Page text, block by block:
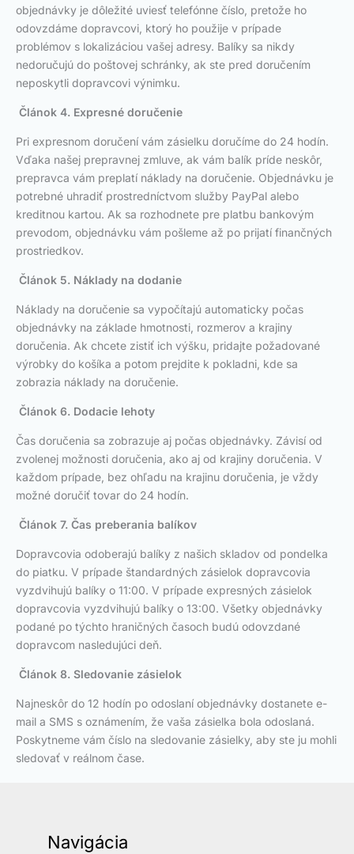
objednávky je dôležité uviesť telefónne číslo, pretože ho
odovzdáme dopravcovi, ktorý ho použije v prípade
problémov s lokalizáciou vašej adresy. Balíky sa nikdy
nedoručujú do poštovej schránky, ak ste pred doručením
neposkytli dopravcovi výnimku.
Článok 4. Expresné doručenie
Pri expresnom doručení vám zásielku doručíme do 24 hodín.
Vďaka našej prepravnej zmluve, ak vám balík príde neskôr,
prepravca vám preplatí náklady na doručenie. Objednávku je
potrebné uhradiť prostredníctvom služby PayPal alebo
kreditnou kartou. Ak sa rozhodnete pre platbu bankovým
prevodom, objednávku vám pošleme až po prijatí finančných
prostriedkov.
Článok 5. Náklady na dodanie
Náklady na doručenie sa vypočítajú automaticky počas
objednávky na základe hmotnosti, rozmerov a krajiny
doručenia. Ak chcete zistiť ich výšku, pridajte požadované
výrobky do košíka a potom prejdite k pokladni, kde sa
zobrazia náklady na doručenie.
Článok 6. Dodacie lehoty
Čas doručenia sa zobrazuje aj počas objednávky. Závisí od
zvolenej možnosti doručenia, ako aj od krajiny doručenia. V
každom prípade, bez ohľadu na krajinu doručenia, je vždy
možné doručiť tovar do 24 hodín.
Článok 7. Čas preberania balíkov
Dopravcovia odoberajú balíky z našich skladov od pondelka
do piatku. V prípade štandardných zásielok dopravcovia
vyzdvihujú balíky o 11:00. V prípade expresných zásielok
dopravcovia vyzdvihujú balíky o 13:00. Všetky objednávky
podané po týchto hraničných časoch budú odovzdané
dopravcom nasledujúci deň.
Článok 8. Sledovanie zásielok
Najneskôr do 12 hodín po odoslaní objednávky dostanete e-
mail a SMS s oznámením, že vaša zásielka bola odoslaná.
Poskytneme vám číslo na sledovanie zásielky, aby ste ju mohli
sledovať v reálnom čase.
Navigácia